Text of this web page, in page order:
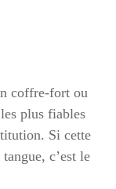
coffre-fort ou
plus fiables
Si cette
c’est le